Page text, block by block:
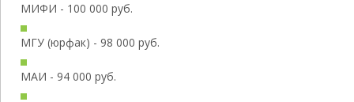
МИФИ - 100 000 руб.
МГУ (юрфак) - 98 000 руб.
МАИ - 94 000 руб.